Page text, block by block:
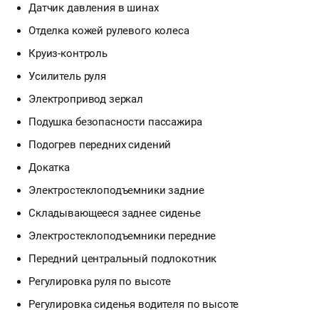
Датчик давления в шинах
Отделка кожей рулевого колеса
Круиз-контроль
Усилитель руля
Электропривод зеркал
Подушка безопасности пассажира
Подогрев передних сидений
Докатка
Электростеклоподъемники задние
Складывающееся заднее сиденье
Электростеклоподъемники передние
Передний центральный подлокотник
Регулировка руля по высоте
Регулировка сиденья водителя по высоте